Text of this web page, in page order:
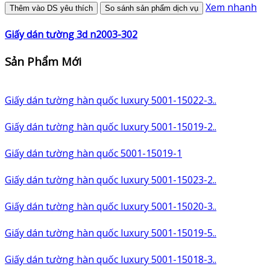
Thêm vào DS yêu thích So sánh sản phẩm dịch vụ Xem nhanh
Giấy dán tường 3d n2003-302
Sản Phẩm Mới
Giấy dán tường hàn quốc luxury 5001-15022-3..
Giấy dán tường hàn quốc luxury 5001-15019-2..
Giấy dán tường hàn quốc 5001-15019-1
Giấy dán tường hàn quốc luxury 5001-15023-2..
Giấy dán tường hàn quốc luxury 5001-15020-3..
Giấy dán tường hàn quốc luxury 5001-15019-5..
Giấy dán tường hàn quốc luxury 5001-15018-3..